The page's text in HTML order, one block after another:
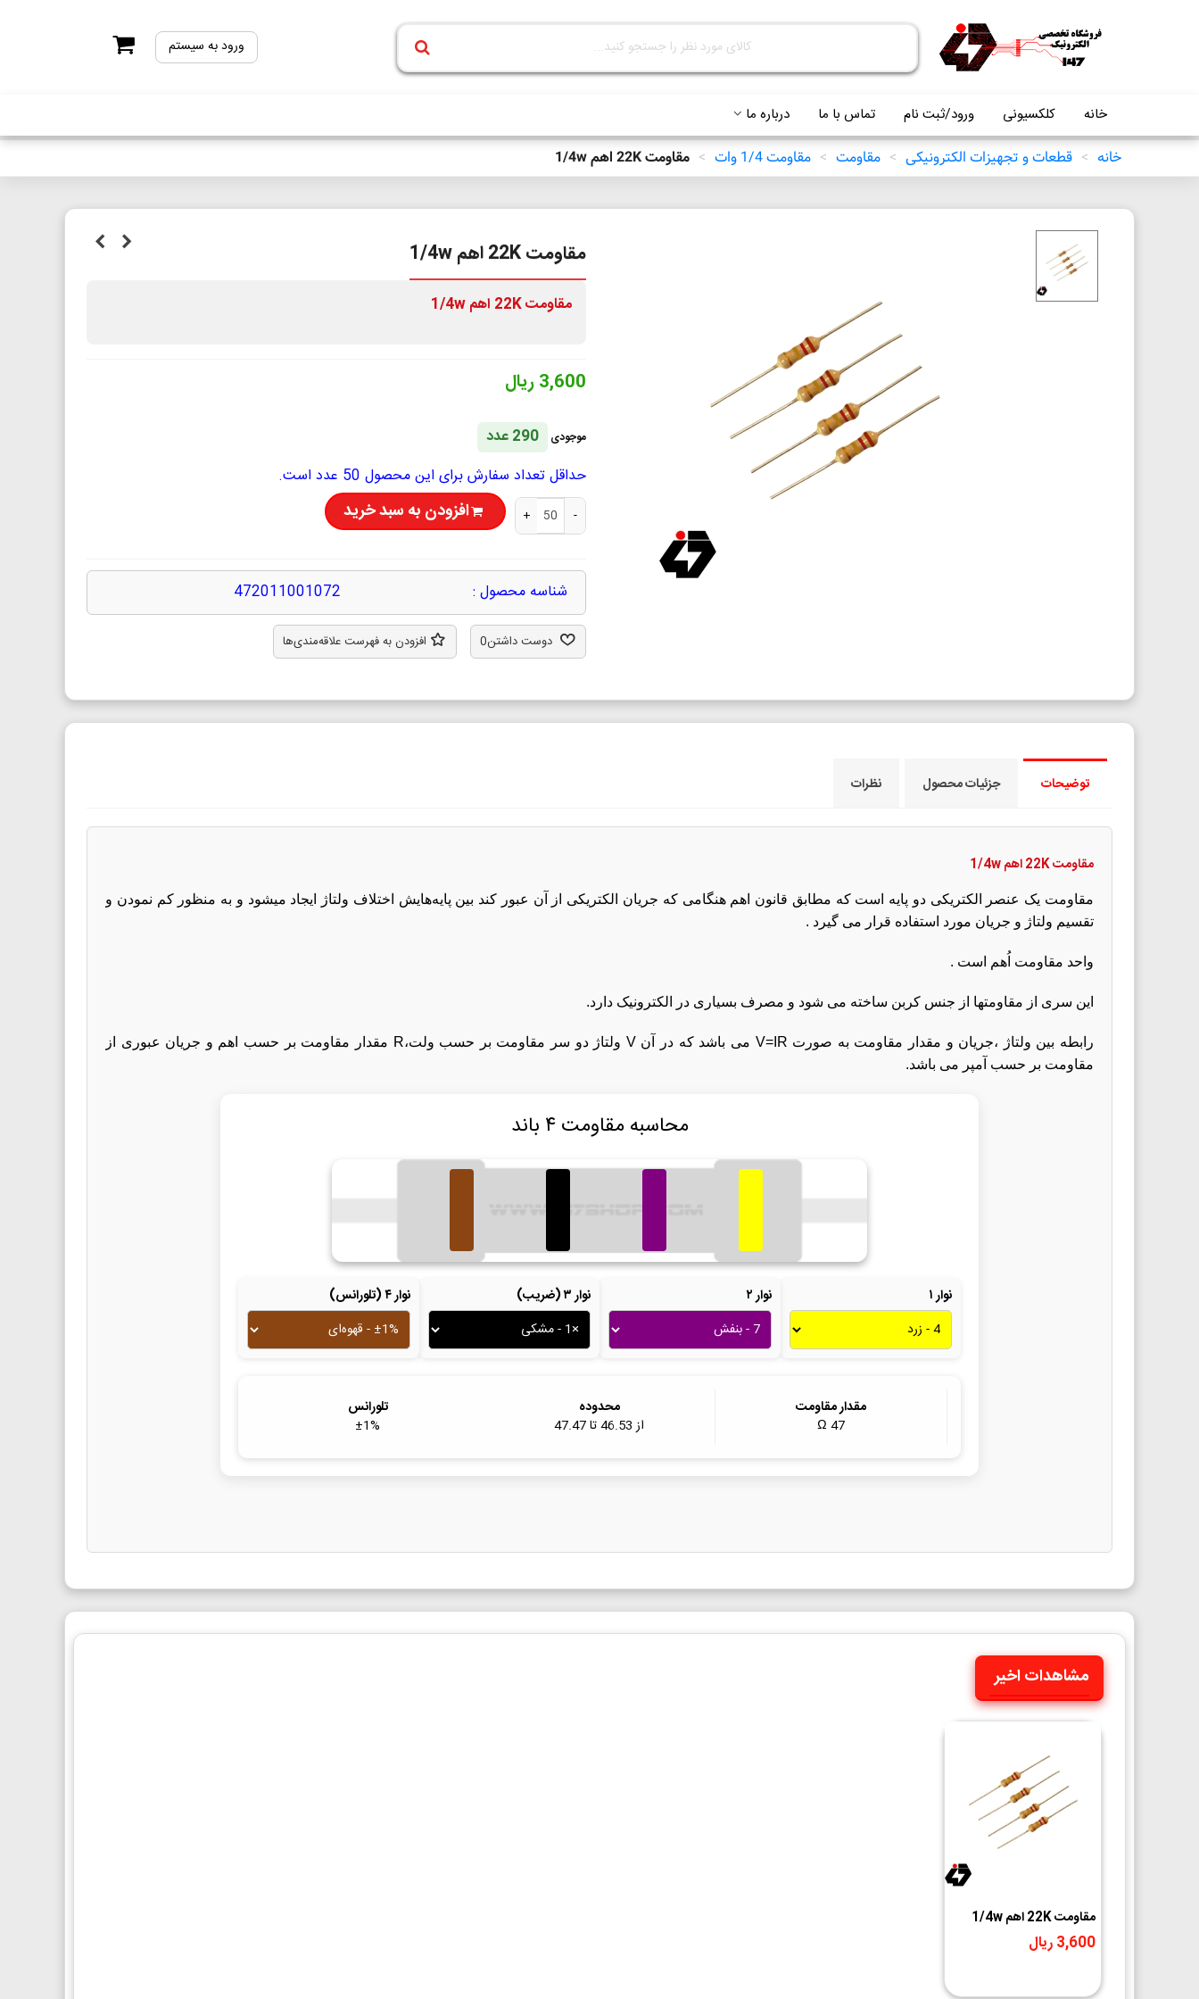
ورود به سیستم
خانه کلکسیونی ورود/ثبت نام تماس با ما درباره ما
خانه > قطعات و تجهیزات الکترونیکی > مقاومت > مقاومت 1/4 وات > مقاومت 22K اهم 1/4w
مقاومت 22K اهم 1/4w
مقاومت 22K اهم 1/4w
3,600 ریال
موجودی
290 عدد
حداقل تعداد سفارش برای این محصول 50 عدد است.
-
+ افزودن به سبد خرید
شناسه محصول : 472011001072
دوست داشتن0 افزودن به فهرست علاقه‌مندی‌ها
توضیحات جزئیات محصول نظرات
مقاومت 22K اهم 1/4w
مقاومت یک عنصر الکتریکی دو پایه است که مطابق قانون اهم هنگامی که جریان الکتریکی از آن عبور کند بین پایه‌هایش اختلاف ولتاژ ایجاد میشود و به منظور کم نمودن و
تقسیم ولتاژ و جریان مورد استفاده قرار می گیرد .
واحد مقاومت اُهم است .
این سری از مقاومتها از جنس کربن ساخته می شود و مصرف بسیاری در الکترونیک دارد.
رابطه بین ولتاژ ،جریان و مقدار مقاومت به صورت V=IR می باشد که در آن V ولتاژ دو سر مقاومت بر حسب ولت،R مقدار مقاومت بر حسب اهم و جریان عبوری از
مقاومت بر حسب آمپر می باشد.
محاسبه مقاومت ۴ باند
نوار ۱ نوار ۲ نوار ۳ (ضریب) نوار ۴ (تلورانس)
مقدار مقاومت
47
محدوده
از46.53تا47.47
تلورانس
±1%
مشاهدات اخیر
مقاومت 22K اهم 1/4w
3,600 ریال